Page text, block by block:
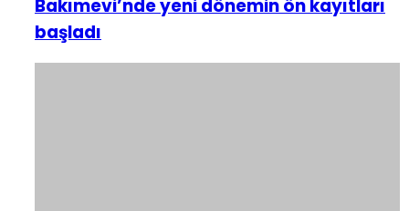
Bakımevi’nde yeni dönemin ön kayıtları
başladı